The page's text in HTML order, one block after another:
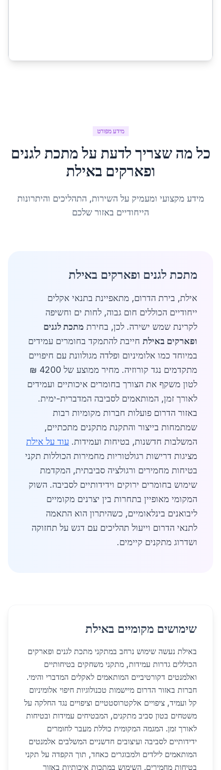
מידע מפורט
כל מה שצריך לדעת עלמתכת לגנים
ופארקים באילת
מידע מקצועי ומעמיק על השירות, התהליכים והיתרונות
הייחודיים באזור שלכם
מתכת לגנים ופארקים באילת
אילת, בירת הדרום, מתאפיינת בתנאי אקלים
ייחודיים הכוללים חום גבוה, לחות ים וחשיפה
לקרינת שמש ישירה. לכן, בחירת מתכת לגנים
ופארקים באילת חייבת להתמקד בחומרים עמידים
במיוחד כמו אלומיניום ופלדה מגולוונת עם חיפויים
מתקדמים נגד קורוזיה. מחיר ממוצע של 4200 ₪
לטון משקף את הצורך בחומרים איכותיים ועמידים
לאורך זמן, המותאמים לסביבה המדברית-ימית.
באזור הדרום פועלות חברות מקומיות רבות
שמתמחות בייצור והתקנת מתקנים מתכתיים,
המשלבות חדשנות, בטיחות ועמידות. עוד על אילת
מציגות דרישות רגולטוריות מחמירות הכוללות תקני
בטיחות מחמירים ורגולציה סביבתית, המקדמת
שימוש בחומרים ירוקים וידידותיים לסביבה. השוק
המקומי מאופיין בתחרות בין יצרנים מקומיים
ליבואנים בינלאומיים, כשהיתרון הוא התאמה
לתנאי הדרום וייעול תהליכים עם דגש על תחזוקה
ושדרוג מתקנים קיימים.
שימושים מקומיים באילת
באילת נעשה שימוש נרחב במתקני מתכת לגנים ופארקים
הכוללים גדרות עמידות, מתקני משחקים בטיחותיים
ואלמנטים דקורטיביים המותאמים לאקלים המדברי והימי.
חברות באזור הדרום מיישמות טכנולוגיות חיפוי אלומיניום
קל ועמיד, ציפויים אלקטרוסטטיים וציפויים נגד החלקה על
משטחים בטון סביב מתקנים, המבטיחים עמידות ובטיחות
לאורך זמן. המגמה המקומית כוללת מעבר לחומרים
ידידותיים לסביבה ועיצובים חדשניים המשלבים אלמנטים
המותאמים לילדים ולמבוגרים כאחד, תוך הקפדה על תקני
בטיחות מחמירים. השימוש במתכות איכותיות באזור